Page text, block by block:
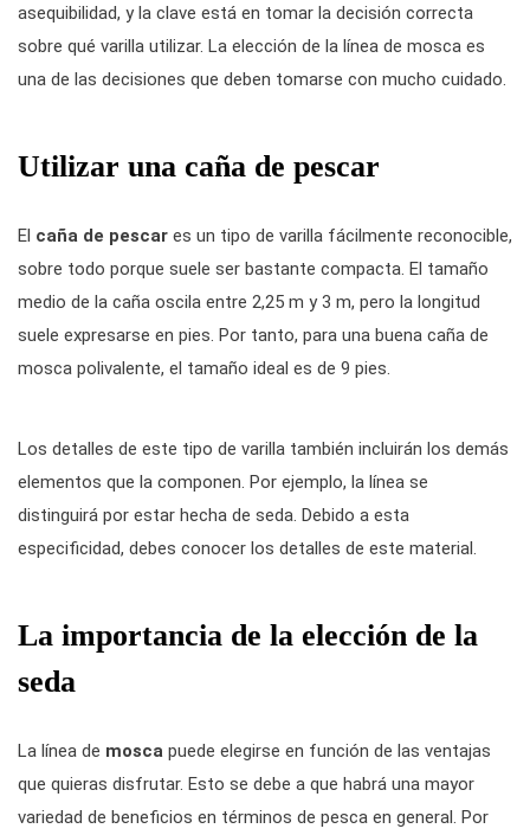
asequibilidad, y la clave está en tomar la decisión correcta
sobre qué varilla utilizar. La elección de la línea de mosca es
una de las decisiones que deben tomarse con mucho cuidado.
Utilizar una caña de pescar
El caña de pescar es un tipo de varilla fácilmente reconocible,
sobre todo porque suele ser bastante compacta. El tamaño
medio de la caña oscila entre 2,25 m y 3 m, pero la longitud
suele expresarse en pies. Por tanto, para una buena caña de
mosca polivalente, el tamaño ideal es de 9 pies.
Los detalles de este tipo de varilla también incluirán los demás
elementos que la componen. Por ejemplo, la línea se
distinguirá por estar hecha de seda. Debido a esta
especificidad, debes conocer los detalles de este material.
La importancia de la elección de la
seda
La línea de mosca puede elegirse en función de las ventajas
que quieras disfrutar. Esto se debe a que habrá una mayor
variedad de beneficios en términos de pesca en general. Por